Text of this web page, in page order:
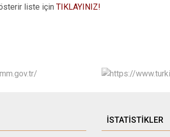
liste içinTIKLAYINIZ!
İSTATİSTİKLER